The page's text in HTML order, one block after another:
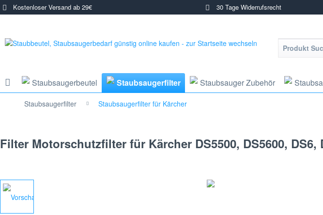
Kostenloser Versand ab 29€ 30 Tage Widerrufsrecht
Staubsaugerbeutel Staubsaugerfilter Staubsauger Zubehör
Staubsaugerfilter Staubsaugerfilter für Kärcher
Filter Motorschutzfilter für Kärcher DS5500, DS5600, DS6,